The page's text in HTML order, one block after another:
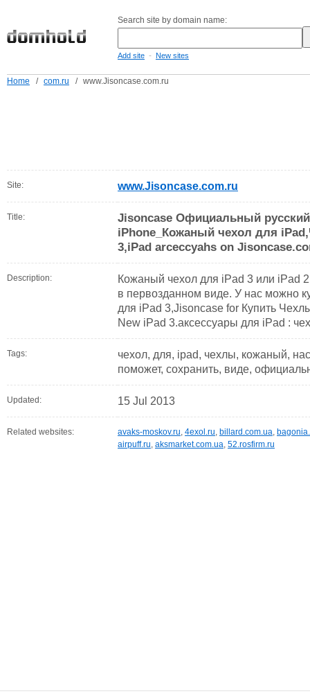
Search site by domain name:
Add site - New sites
Home / com.ru / www.Jisoncase.com.ru
Site: www.Jisoncase.com.ru
Title:
Jisoncase Официальный
iPhone_Кожаный чехол для
3,iPad arceccyahs on
Description:
Кожаный чехол для iPad 3 или iPad
в первозданном виде. У нас можно
для iPad 3,Jisoncase for Купить
New iPad 3.аксессуары для iPad :
Tags:
чехол, для, ipad, чехлы, кожаный,
поможет, сохранить, виде,
Updated: 15 Jul 2013
Related websites: avaks-moskov.ru, 4exol.ru, billard.com.ua,
airpuff.ru, aksmarket.com.ua, 52.rosfirm.ru